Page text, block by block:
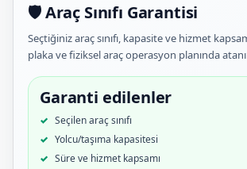
🛡️ Araç Sınıfı Garantisi
Seçtiğiniz araç sınıfı, kapasite ve hizmet
plaka ve fiziksel araç operasyon planında
Garanti edilenler
Seçilen araç sınıfı
Yolcu/taşıma kapasitesi
Süre ve hizmet kapsamı